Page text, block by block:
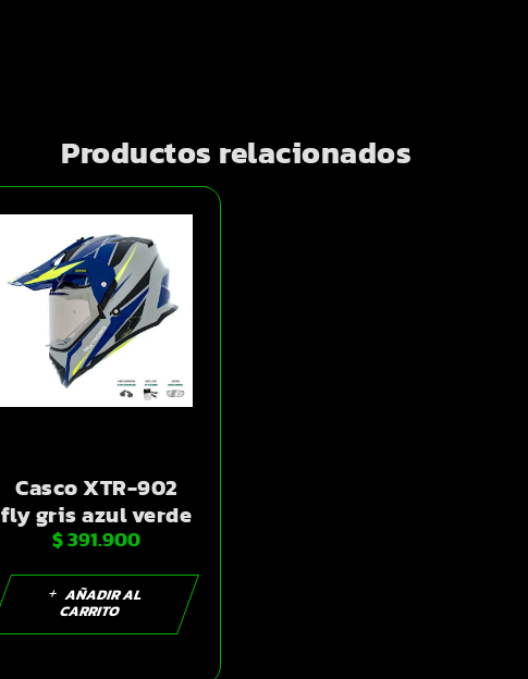
Productos relacionados
Casco XTR-902
fly gris azul verde
L | SKU17289
$ 391.900
AÑADIR AL
CARRITO